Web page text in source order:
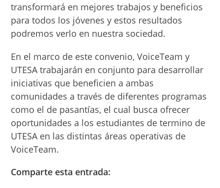
transformará en mejores trabajos y beneficios
para todos los jóvenes y estos resultados
podremos verlo en nuestra sociedad.
En el marco de este convenio, VoiceTeam y
UTESA trabajarán en conjunto para desarrollar
iniciativas que beneficien a ambas
comunidades a través de diferentes programas
como el de pasantías, el cual busca ofrecer
oportunidades a los estudiantes de termino de
UTESA en las distintas áreas operativas de
VoiceTeam.
Comparte esta entrada: